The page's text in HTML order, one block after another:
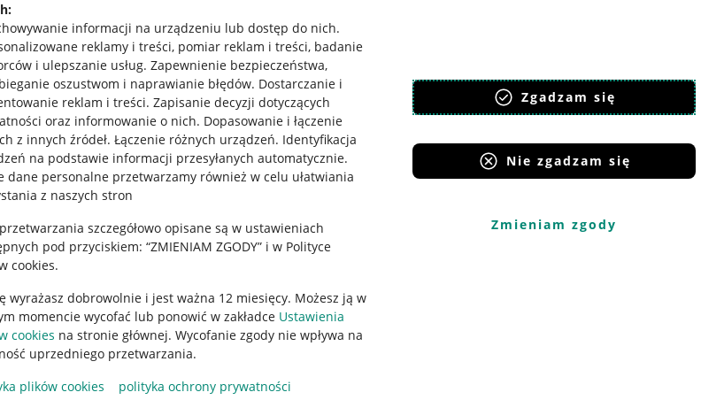
informacji na urządzeniu lub dostęp do nich.
reklamy i treści, pomiar reklam i treści, badanie
i ulepszanie usług. Zapewnienie bezpieczeństwa,
oszustwom i naprawianie błędów. Dostarczanie i
reklam i treści. Zapisanie decyzji dotyczących
oraz informowanie o nich. Dopasowanie i łączenie
z innych źródeł. Łączenie różnych urządzeń. Identyfikacja
na podstawie informacji przesyłanych automatycznie.
dane personalne przetwarzamy również w celu ułatwiania
z naszych stron
szczegółowo opisane są w ustawieniach
pod przyciskiem: “ZMIENIAM ZGODY” i w Polityce
cookies.
wyrażasz dobrowolnie i jest ważna 12 miesięcy. Możesz ją w
momencie wycofać lub ponowić w zakładce Ustawienia
cookies na stronie głównej. Wycofanie zgody nie wpływa na
uprzedniego przetwarzania.
plików cookies
polityka ochrony prywatności
Zgadzam się
Nie zgadzam się
Zmieniam zgody
Cyfrowych
Pobierz aplikację